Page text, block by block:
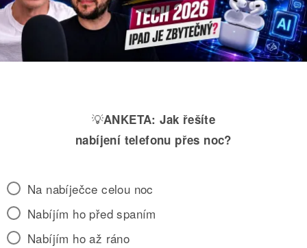
💡ANKETA: Jak řešíte
nabíjení telefonu přes noc?
Na nabíječce celou noc
Nabíjím ho před spaním
Nabíjím ho až ráno